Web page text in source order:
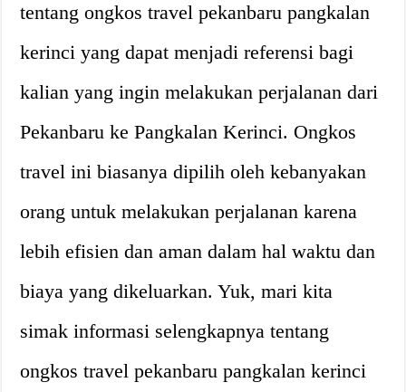
tentang ongkos travel pekanbaru pangkalan
kerinci yang dapat menjadi referensi bagi
kalian yang ingin melakukan perjalanan dari
Pekanbaru ke Pangkalan Kerinci. Ongkos
travel ini biasanya dipilih oleh kebanyakan
orang untuk melakukan perjalanan karena
lebih efisien dan aman dalam hal waktu dan
biaya yang dikeluarkan. Yuk, mari kita
simak informasi selengkapnya tentang
ongkos travel pekanbaru pangkalan kerinci